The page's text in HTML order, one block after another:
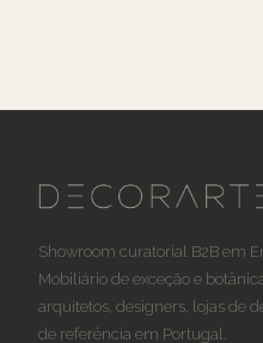
Showroom curatorial B2B em
Mobiliário de exceção e
arquitetos, designers, lojas de
de referência em Portugal.